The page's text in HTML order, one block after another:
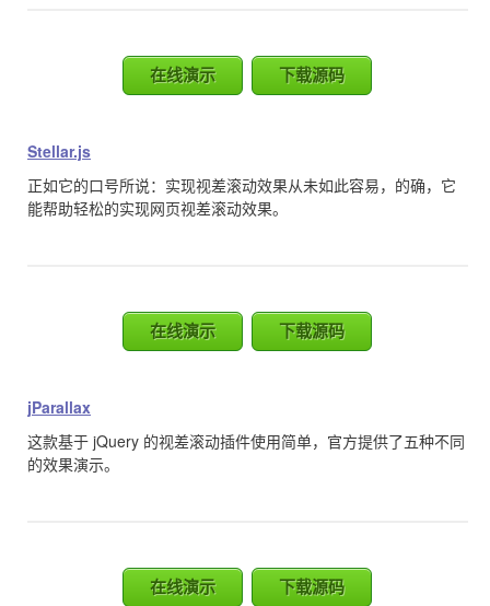
在线演示 下载源码
Stellar.js
正如它的口号所说：实现视差滚动效果从未如此容易，的确，它
能帮助轻松的实现网页视差滚动效果。
在线演示 下载源码
jParallax
这款基于 jQuery 的视差滚动插件使用简单，官方提供了五种不同
的效果演示。
在线演示 下载源码